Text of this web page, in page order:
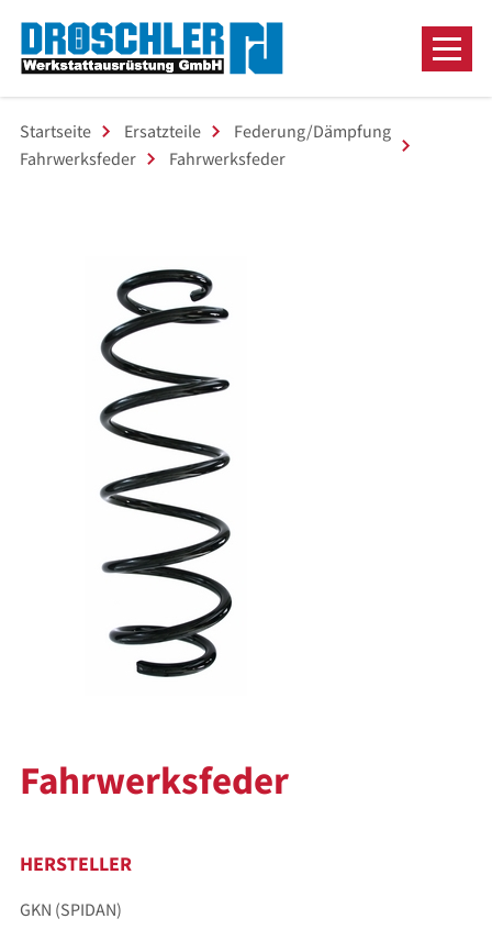
Startseite Ersatzteile
Federung/Dämpfung
Fahrwerksfeder
Fahrwerksfeder
Fahrwerksfeder
HERSTELLER
GKN (SPIDAN)